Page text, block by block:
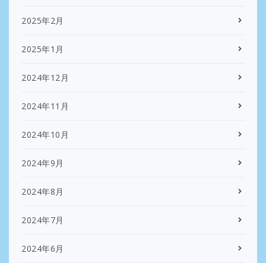
2025年2月
2025年1月
2024年12月
2024年11月
2024年10月
2024年9月
2024年8月
2024年7月
2024年6月